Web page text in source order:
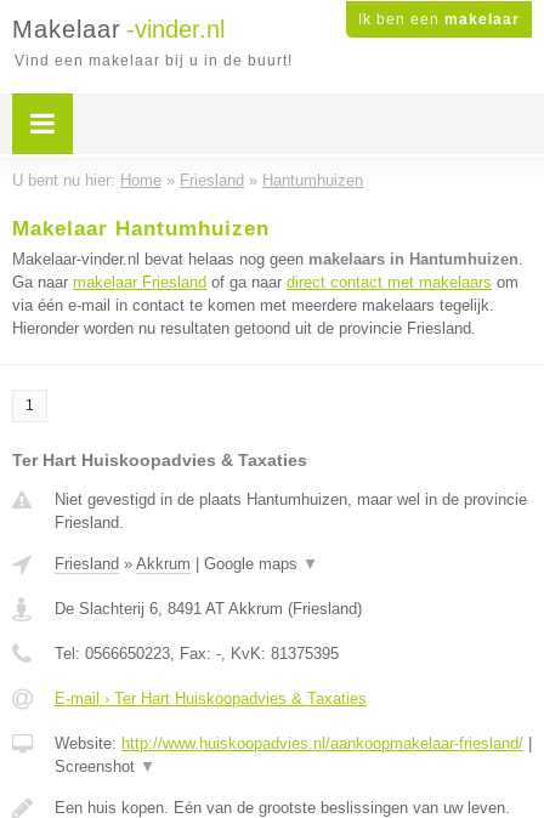
Ik ben een makelaar
Makelaar -vinder.nl
Vind een makelaar bij u in de buurt!
U bent nu hier: Home » Friesland » Hantumhuizen
Makelaar Hantumhuizen
Makelaar-vinder.nl bevat helaas nog geen makelaars in Hantumhuizen.
Ga naar makelaar Friesland of ga naar direct contact met makelaars om
via één e-mail in contact te komen met meerdere makelaars tegelijk.
Hieronder worden nu resultaten getoond uit de provincie Friesland.
1
Ter Hart Huiskoopadvies & Taxaties
Niet gevestigd in de plaats Hantumhuizen, maar wel in de provincie
Friesland.
Friesland » Akkrum Google maps ▼
De Slachterij 6, 8491 AT Akkrum (Friesland)
Tel: 0566650223, Fax: -, KvK: 81375395
E-mail › Ter Hart Huiskoopadvies & Taxaties
Website: http://www.huiskoopadvies.nl/aankoopmakelaar-friesland/
Screenshot ▼
Een huis kopen. Eén van de grootste beslissingen van uw leven.